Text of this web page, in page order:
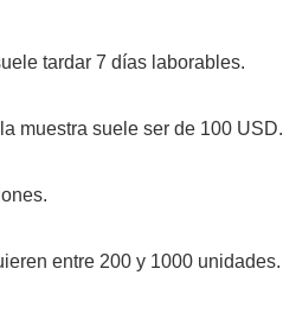
tardar 7 días laborables.
muestra suele ser de 100 USD.
entre 200 y 1000 unidades.